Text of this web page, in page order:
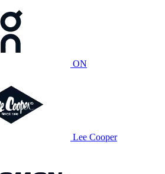
ON
Lee Cooper